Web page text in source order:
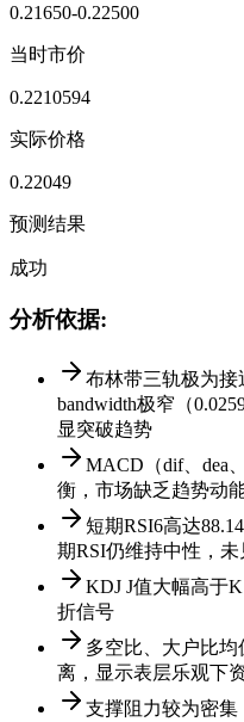
0.21650-0.22500
当时市价
0.2210594
实际价格
0.22049
预测结果
成功
分析依据:
布林带三轨极为接
bandwidth极窄（
显突破趋势
MACD（dif、dea
衡，市场缺乏趋势动
短期RSI6高达
期RSI仍维持中性，
KDJ J值大幅高于
折信号
多空比、大户比
离，显示表层乐观下
支撑阻力较为密集